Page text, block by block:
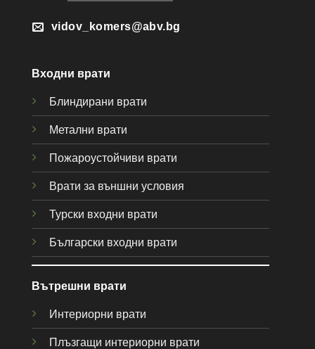
vidov_komers@abv.bg
Входни врати
Блиндирани врати
Метални врати
Пожароустойчиви врати
Врати за външни условия
Турски входни врати
Български входни врати
Вътрешни врати
Интериорни врати
Плъзгащи интериорни врати